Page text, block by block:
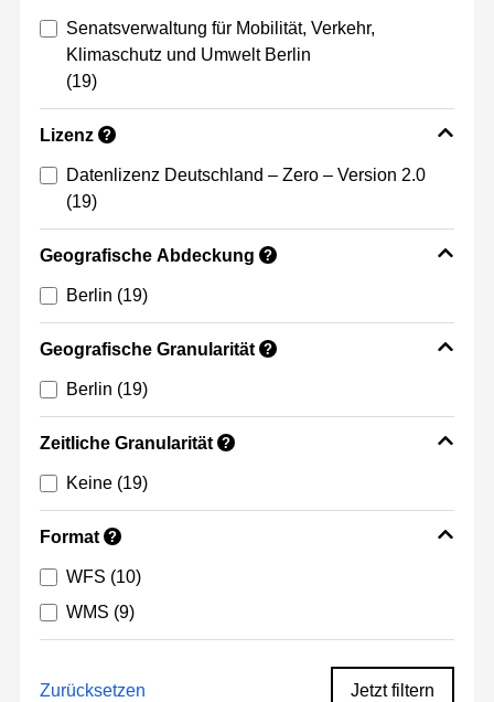
Senatsverwaltung für Mobilität, Verkehr,
Klimaschutz und Umwelt Berlin
(19)
Lizenz ?
Datenlizenz Deutschland – Zero – Version 2.0
(19)
Geografische Abdeckung ?
Berlin (19)
Geografische Granularität ?
Berlin (19)
Zeitliche Granularität ?
Keine (19)
Format ?
WFS (10)
WMS (9)
Zurücksetzen Jetzt filtern